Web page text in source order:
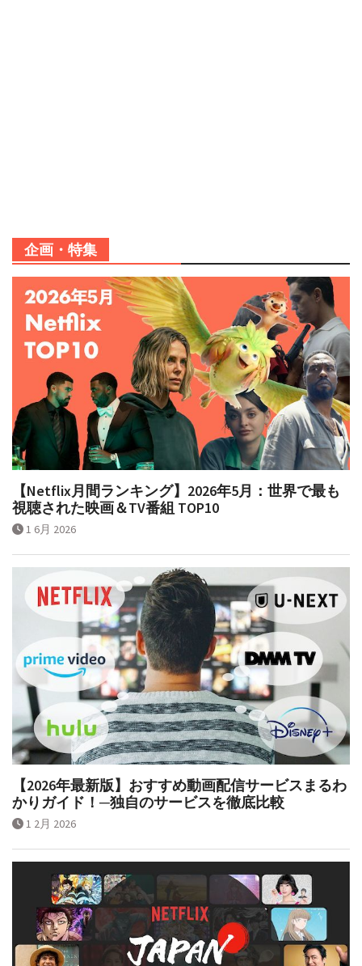
企画・特集
【Netflix月間ランキング】2026年5月：世界で最も
視聴された映画＆TV番組 TOP10
【2026年最新版】おすすめ動画配信サービスまるわ
かりガイド！─独自のサービスを徹底比較